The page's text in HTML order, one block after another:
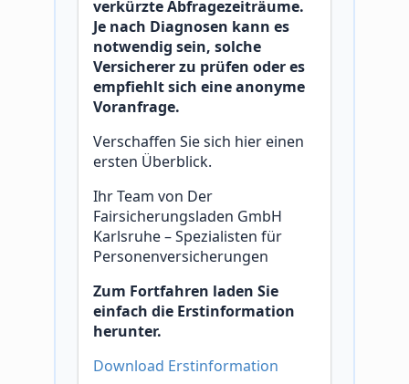
verkürzte Abfragezeiträume.
Je nach Diagnosen kann es
notwendig sein, solche
Versicherer zu prüfen oder es
empfiehlt sich eine anonyme
Voranfrage.
Verschaffen Sie sich hier einen
ersten Überblick.
Ihr Team von Der
Fairsicherungsladen GmbH
Karlsruhe – Spezialisten für
Personenversicherungen
Zum Fortfahren laden Sie
einfach die Erstinformation
herunter.
Download Erstinformation